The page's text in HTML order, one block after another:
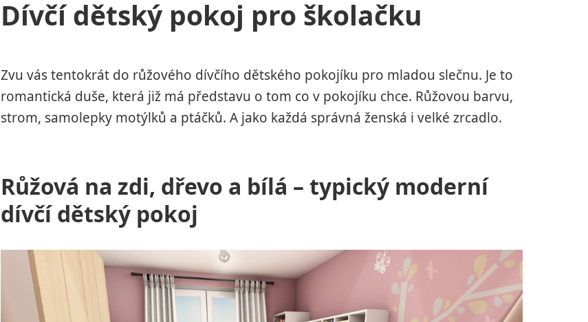
Dívčí dětský pokoj pro školačku
Zvu vás tentokrát do růžového dívčího dětského pokojíku pro mladou slečnu. Je to
romantická duše, která již má představu o tom co v pokojíku chce. Růžovou barvu,
strom, samolepky motýlků a ptáčků. A jako každá správná ženská i velké zrcadlo.
Růžová na zdi, dřevo a bílá – typický moderní
dívčí dětský pokoj